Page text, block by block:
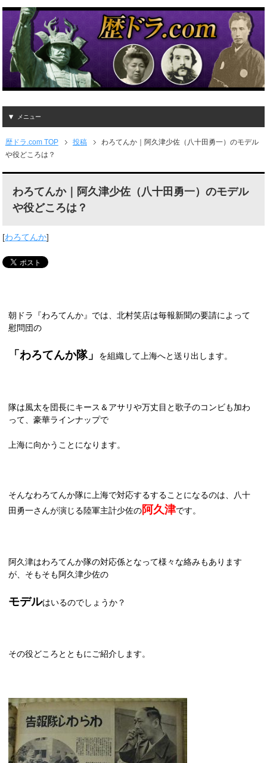
メニュー
歴ドラ.com TOP 投稿
わろてんか｜阿久津少佐（八十田勇一）のモデル
や役どころは？
わろてんか｜阿久津少佐（八十田勇一）のモデル
や役どころは？
[わろてんか]
朝ドラ『わろてんか』では、北村笑店は毎報新聞の要請によって
慰問団の
「わろてんか隊」 を組織して上海へと送り出します。
隊は風太を団長にキース＆アサリや万丈目と歌子のコンビも加わ
って、豪華ラインナップで
上海に向かうことになります。
そんなわろてんか隊に上海で対応するすることになるのは、八十
田勇一さんが演じる陸軍主計少佐の阿久津です。
阿久津はわろてんか隊の対応係となって様々な絡みもあります
が、そもそも阿久津少佐の
モデルはいるのでしょうか？
その役どころとともにご紹介します。